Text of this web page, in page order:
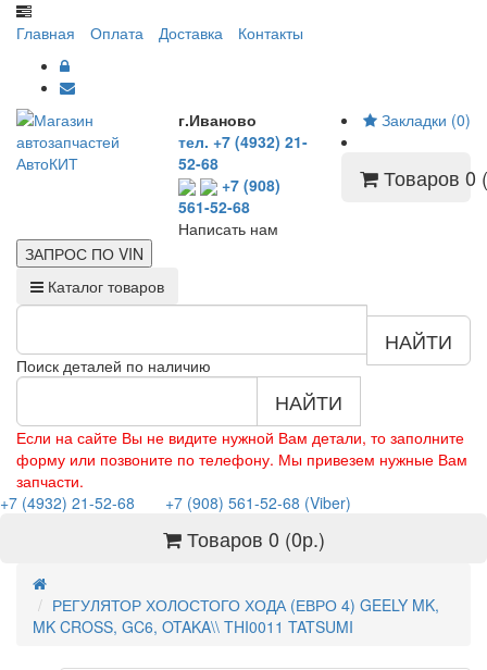
Главная Оплата Доставка Контакты
г.Иваново
тел. +7 (4932) 21-
52-68
+7 (908)
561-52-68
Написать нам
Закладки (0)
Товаров 0
ЗАПРОС ПО VIN
Каталог товаров
Поиск деталей по наличию
НАЙТИ
НАЙТИ
Если на сайте Вы не видите нужной Вам детали, то заполните
форму или позвоните по телефону. Мы привезем нужные Вам
запчасти.
+7 (4932) 21-52-68
+7 (908) 561-52-68 (Viber)
Товаров 0 (0р.)
РЕГУЛЯТОР ХОЛОСТОГО ХОДА (ЕВРО 4) GEELY MK,
MK CROSS, GC6, OTAKA\\ THI0011 TATSUMI